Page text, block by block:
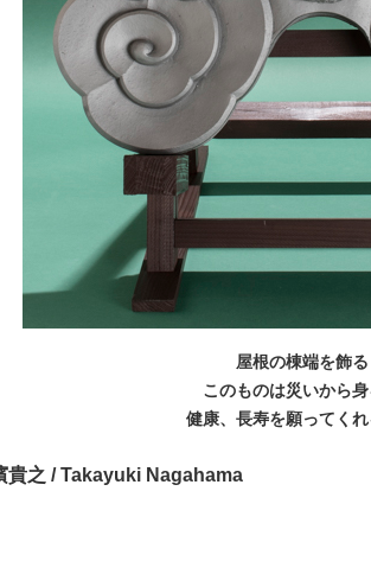
屋根の棟端を飾
このものは災いから
健康、長寿を願ってく
貴之 / Takayuki Nagahama